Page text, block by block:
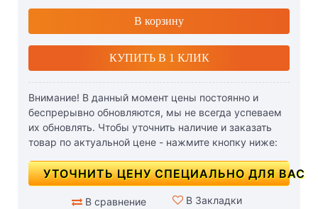
В корзину
КУПИТЬ В 1 КЛИК
Внимание! В данный момент цены постоянно и
беспрерывно обновляются, мы не всегда успеваем
их обновлять. Чтобы уточнить наличие и заказать
товар по актуальной цене - нажмите кнопку ниже:
УТОЧНИТЬ ЦЕНУ СПЕЦИАЛЬНО ДЛЯ ВАС
В сравнение В Закладки